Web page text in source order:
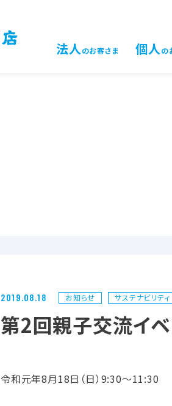
法人のお客さま 個人の
2019.08.18 お知らせ サステナビリティ
第2回親子交流イ
令和元年8月18日（日）9:30～11:30